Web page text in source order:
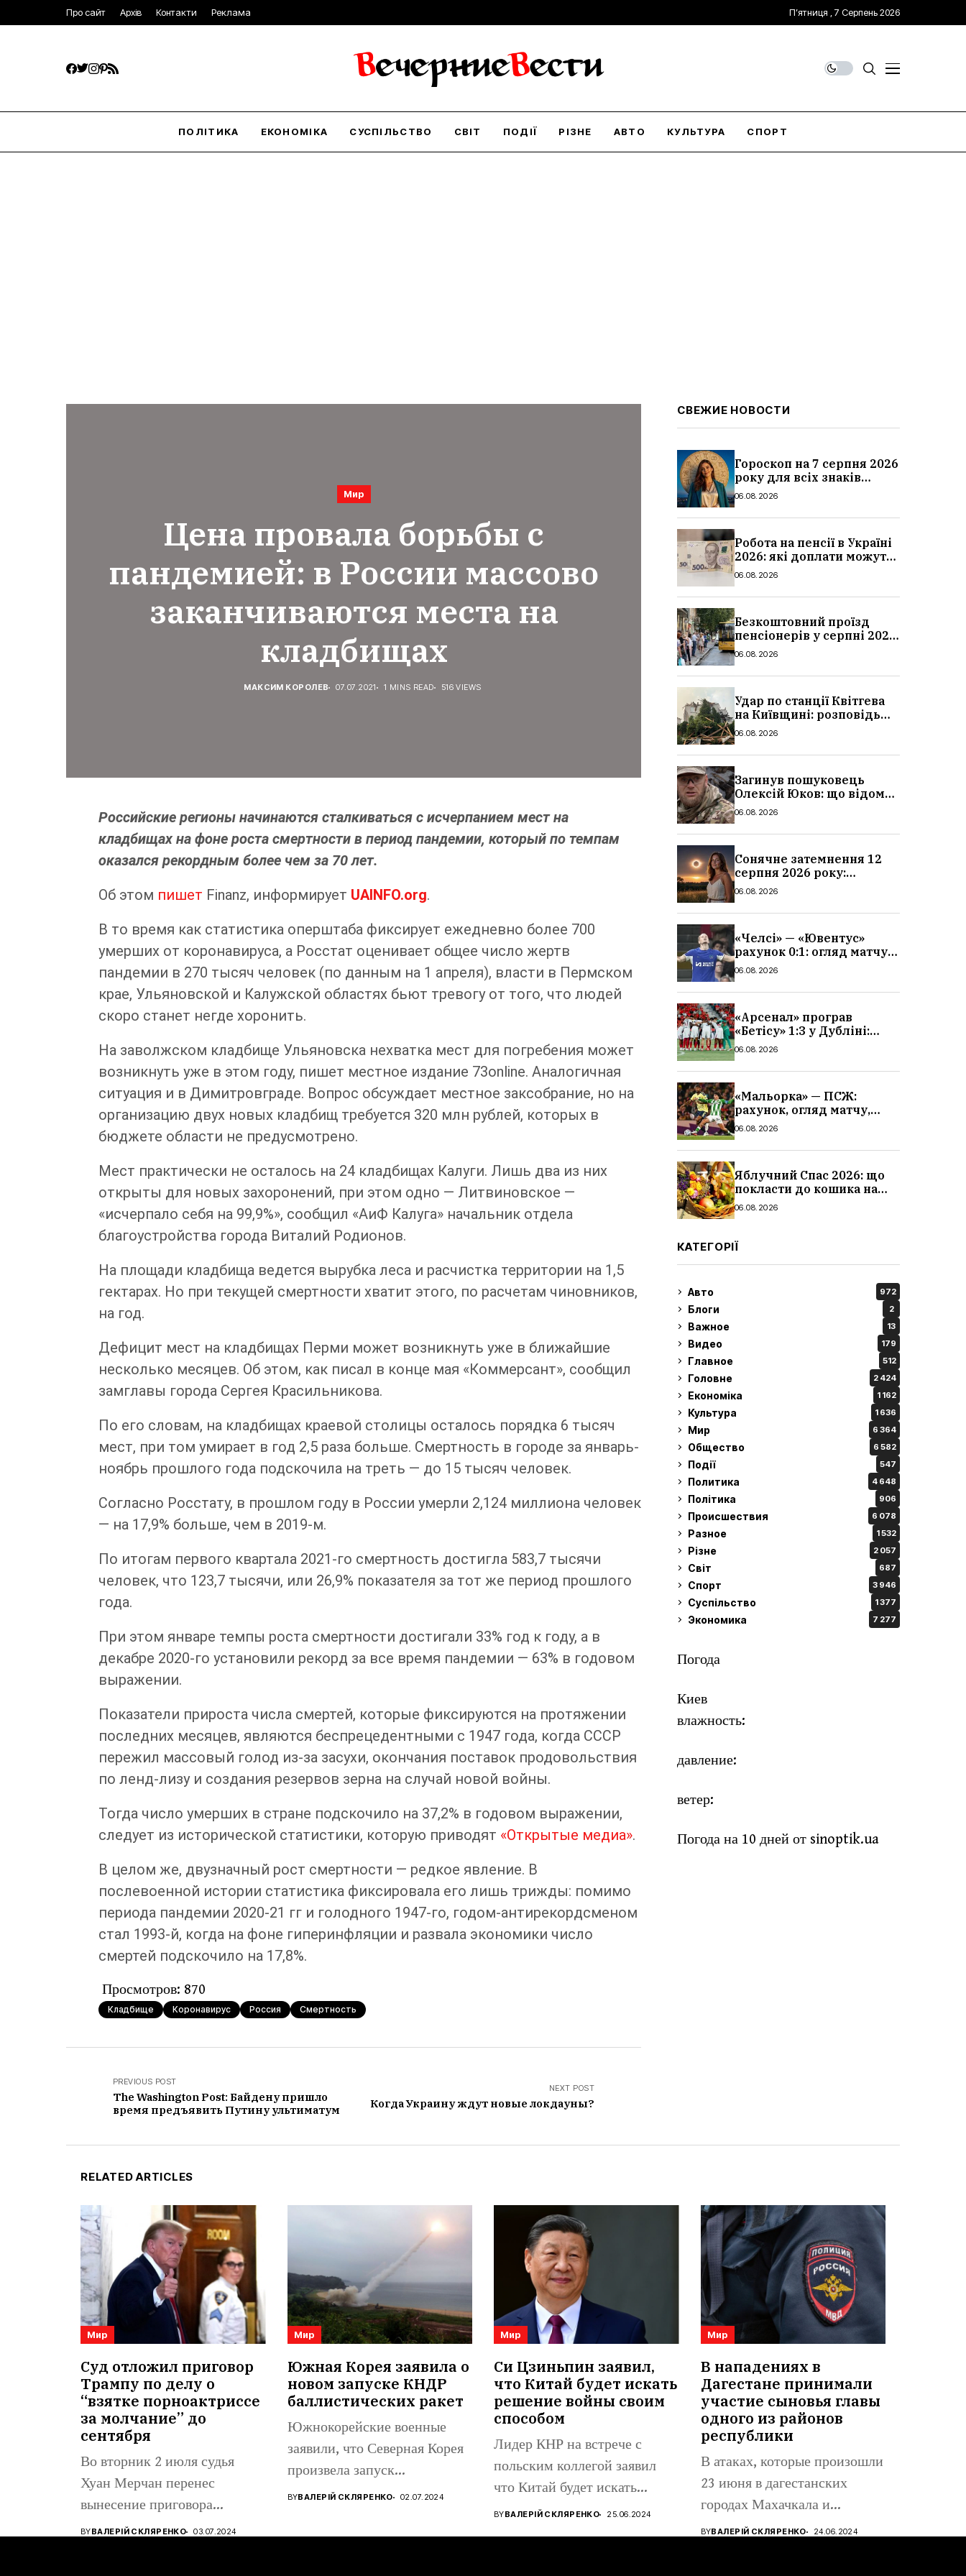
Про сайт Архів Контакти Реклама П’ятниця , 7 Серпень 2026
ПОЛІТИКА ЕКОНОМІКА СУСПІЛЬСТВО СВІТ ПОДІЇ РІЗНЕ АВТО КУЛЬТУРА СПОРТ
Мир
Цена провала борьбы с
пандемией: в России массово
заканчиваются места на
кладбищах
МАКСИМ КОРОЛЕВ 07.07.2021 1 MINS READ 516 VIEWS
Российские регионы начинаются сталкиваться с исчерпанием мест на
кладбищах на фоне роста смертности в период пандемии, который по темпам
оказался рекордным более чем за 70 лет.
Об этом пишет Finanz, информирует UAINFO.org.
В то время как статистика оперштаба фиксирует ежедневно более 700
умерших от коронавируса, а Росстат оценивает общее число жертв
пандемии в 270 тысяч человек (по данным на 1 апреля), власти в Пермском
крае, Ульяновской и Калужской областях бьют тревогу от того, что людей
скоро станет негде хоронить.
На заволжском кладбище Ульяновска нехватка мест для погребения может
возникнуть уже в этом году, пишет местное издание 73online. Аналогичная
ситуация и в Димитровграде. Вопрос обсуждает местное заксобрание, но на
организацию двух новых кладбищ требуется 320 млн рублей, которых в
бюджете области не предусмотрено.
Мест практически не осталось на 24 кладбищах Калуги. Лишь два из них
открыты для новых захоронений, при этом одно — Литвиновское —
«исчерпало себя на 99,9%», сообщил «АиФ Калуга» начальник отдела
благоустройства города Виталий Родионов.
На площади кладбища ведется вырубка леса и расчистка территории на 1,5
гектарах. Но при текущей смертности хватит этого, по расчетам чиновников,
на год.
Дефицит мест на кладбищах Перми может возникнуть уже в ближайшие
несколько месяцев. Об этом, как писал в конце мая «Коммерсант», сообщил
замглавы города Сергея Красильникова.
По его словам, на кладбищах краевой столицы осталось порядка 6 тысяч
мест, при том умирает в год 2,5 раза больше. Смертность в городе за январь-
ноябрь прошлого года подскочила на треть — до 15 тысяч человек.
Согласно Росстату, в прошлом году в России умерли 2,124 миллиона человек
— на 17,9% больше, чем в 2019-м.
По итогам первого квартала 2021-го смертность достигла 583,7 тысячи
человек, что 123,7 тысячи, или 26,9% показателя за тот же период прошлого
года.
При этом январе темпы роста смертности достигали 33% год к году, а в
декабре 2020-го установили рекорд за все время пандемии — 63% в годовом
выражении.
Показатели прироста числа смертей, которые фиксируются на протяжении
последних месяцев, являются беспрецедентными с 1947 года, когда СССР
пережил массовый голод из-за засухи, окончания поставок продовольствия
по ленд-лизу и создания резервов зерна на случай новой войны.
Тогда число умерших в стране подскочило на 37,2% в годовом выражении,
следует из исторической статистики, которую приводят «Открытые медиа».
В целом же, двузначный рост смертности — редкое явление. В
послевоенной истории статистика фиксировала его лишь трижды: помимо
периода пандемии 2020-21 гг и голодного 1947-го, годом-антирекордсменом
стал 1993-й, когда на фоне гиперинфляции и развала экономики число
смертей подскочило на 17,8%.
Просмотров: 870
Кладбище Коронавирус Россия Смертность
PREVIOUS POST
The Washington Post: Байдену пришло
время предъявить Путину ультиматум
NEXT POST
Когда Украину ждут новые локдауны?
СВЕЖИЕ НОВОСТИ
Гороскоп на 7 серпня 2026
року для всіх знаків
зодіаку: кому пощастить у
06.08.2026
Робота на пенсії в Україні
2026: які доплати можуть
скасувати, про що
06.08.2026
Безкоштовний проїзд
пенсіонерів у серпні 2026
в Україні: де діє пільга,
06.08.2026
Удар по станції Квітгева
на Київщині: розповідь
очевидців, як вісім людей
сталося
06.08.2026
Загинув пошуковець
Олексій Юков: що відомо
про його роботу, хто він
06.08.2026
Сонячне затемнення 12
серпня 2026 року:
гороскоп, кому із знаків
06.08.2026
«Челсі» — «Ювентус»
рахунок 0:1: огляд матчу
та вихід Мудрика
06.08.2026
«Арсенал» програв
«Бетісу» 1:3 у Дубліні:
огляд матчу та всі голи
06.08.2026
«Мальорка» — ПСЖ:
рахунок, огляд матчу,
голи та склад парижан
06.08.2026
Яблучний Спас 2026: що
покласти до кошика на
освячення, які фрукти,
06.08.2026
КАТЕГОРІЇ
Авто 972
Блоги 2
Важное 13
Видео 179
Главное 512
Головне 2 424
Економіка 1 162
Культура 1 636
Мир 6 364
Общество 6 582
Події 547
Политика 4 648
Політика 906
Происшествия 6 078
Разное 1 532
Різне 2 057
Світ 687
Спорт 3 946
Суспільство 1 377
Экономика 7 277
Погода
Киев
влажность:
давление:
ветер:
Погода на 10 дней от sinoptik.ua
RELATED ARTICLES
Мир
Суд отложил приговор
Трампу по делу о
“взятке порноактриссе
за молчание” до
сентября
Во вторник 2 июля судья
Хуан Мерчан перенес
вынесение приговора
кандидату в...
BYВАЛЕРІЙ СКЛЯРЕНКО 03.07.2024
Мир
Южная Корея заявила о
новом запуске КНДР
баллистических ракет
Южнокорейские военные
заявили, что Северная Корея
произвела запуск
баллистической ракеты в
BYВАЛЕРІЙ СКЛЯРЕНКО 02.07.2024
Мир
Си Цзиньпин заявил,
что Китай будет искать
решение войны своим
способом
Лидер КНР на встрече с
польским коллегой заявил
что Китай будет искать...
BYВАЛЕРІЙ СКЛЯРЕНКО 25.06.2024
Мир
В нападениях в
Дагестане принимали
участие сыновья главы
одного из районов
республики
В атаках, которые произошли
23 июня в дагестанских
городах Махачкала и
Дербент,...
BYВАЛЕРІЙ СКЛЯРЕНКО 24.06.2024